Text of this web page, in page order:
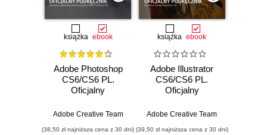
książka ebook
Adobe Photoshop
CS6/CS6 PL.
Oficjalny
Adobe Creative Team
(38,50 zł najniższa cena z 30 dni)
książka ebook
Adobe Illustrator
CS6/CS6 PL.
Oficjalny
Adobe Creative Team
(39,50 zł najniższa cena z 30 dni)